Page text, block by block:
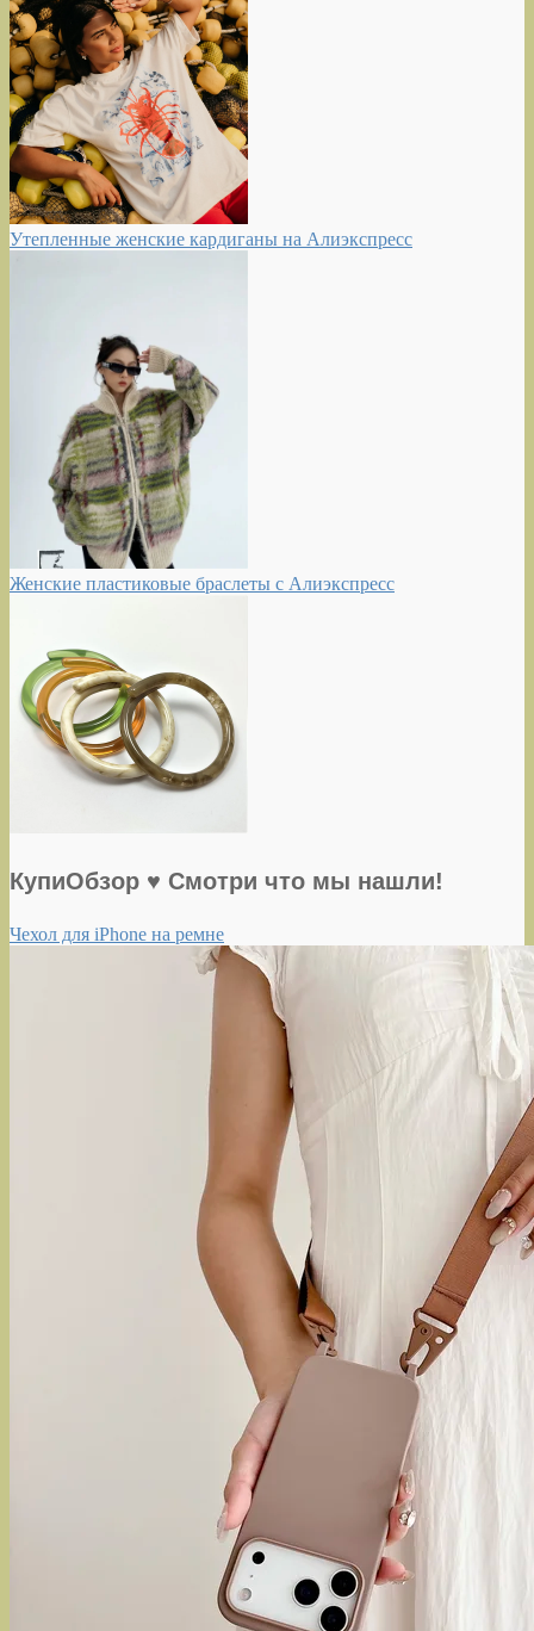
Утепленные женские кардиганы на Алиэкспресс
Женские пластиковые браслеты с Алиэкспресс
КупиОбзор ♥ Смотри что мы нашли!
Чехол для iPhone на ремне